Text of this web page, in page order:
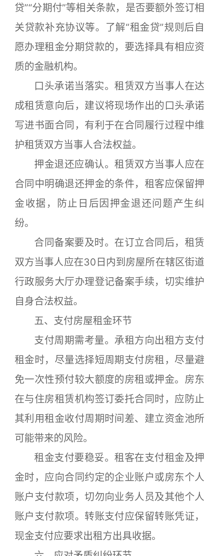
贷”“分期付”等相关条款，是否要额外签订相
关贷款补充协议等。了解“租金贷”规则后自
愿办理租金分期贷款的，要选择具有相应资
质的金融机构。
口头承诺当落实。租赁双方当事人在达
成租赁意向后，建议将现场作出的口头承诺
写进书面合同，有利于在合同履行过程中维
护租赁双方当事人合法权益。
押金退还应确认。租赁双方当事人应在
合同中明确退还押金的条件，租客应保留押
金收据，防止日后因押金退还问题产生纠
纷。
合同备案要及时。在订立合同后，租赁
双方当事人应在30日内到房屋所在辖区街道
行政服务大厅办理登记备案手续，切实维护
自身合法权益。
五、支付房屋租金环节
支付周期需考量。承租方向出租方支付
租金时，尽量选择短周期支付房租，尽量避
免一次性预付较大额度的房租或押金。房东
在与住房租赁机构签订委托合同时，应防止
其利用租金收付周期时间差、建立资金池所
可能带来的风险。
租金支付要稳妥。租客在支付租金及押
金时，应向合同约定的企业账户或房东个人
账户支付款项，切勿向业务人员及其他个人
账户支付款项。转账支付应保留转账凭证，
现金支付应要求出租方出具收据。